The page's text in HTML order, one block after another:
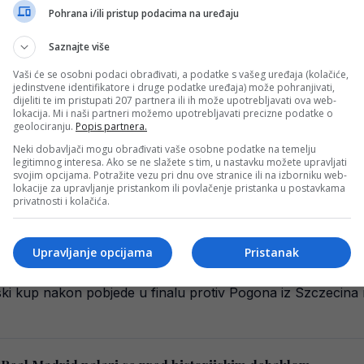
najvećeg rivala?!
sezonom koju bi radije zaboravio, iako su ulaganja bila
u plavim, a ne crvenim uniformama, evo zašto
identitet svog bolida za utrku u Miamiju, povodom 70.
Sada su kao drugoligaši osvojili kup
kup nakon pobjede u finalu protiv Pogona iz
Pohrana i/ili pristup podacima na uređaju
Saznajte više
Vaši će se osobni podaci obrađivati, a podatke s vašeg uređaja (kolačiće,
jedinstvene identifikatore i druge podatke uređaja) može pohranjivati,
dijeliti te im pristupati 207 partnera ili ih može upotrebljavati ova web-
lokacija. Mi i naši partneri možemo upotrebljavati precizne podatke o
geolociranju. Popis partnera.
Neki dobavljači mogu obrađivati vaše osobne podatke na temelju
legitimnog interesa. Ako se ne slažete s tim, u nastavku možete upravljati
svojim opcijama. Potražite vezu pri dnu ove stranice ili na izborniku web-
lokacije za upravljanje pristankom ili povlačenje pristanka u postavkama
privatnosti i kolačića.
Pristanak
Upravljanje opcijama